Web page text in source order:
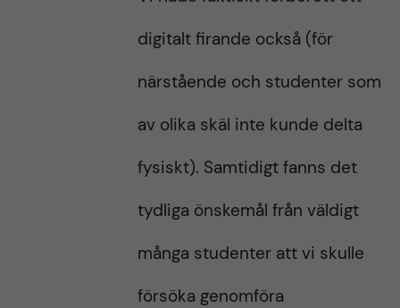
digitalt firande också (för
närstående och studenter som
av olika skäl inte kunde delta
fysiskt). Samtidigt fanns det
tydliga önskemål från väldigt
många studenter att vi skulle
försöka genomföra